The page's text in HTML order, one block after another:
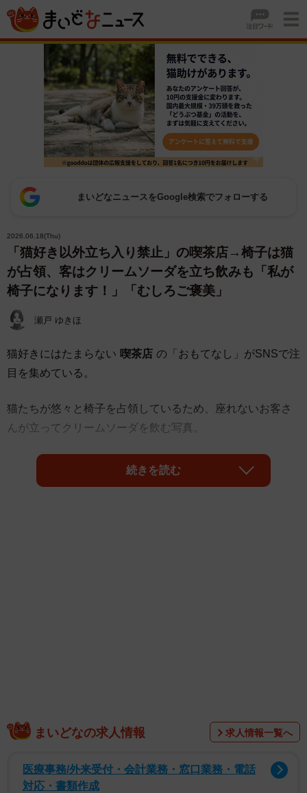
まいどなニュースをGoogle検索でフォローする
2026.06.18(Thu)
「猫好き以外立ち入り禁止」の喫茶店→椅子は猫
が占領、客はクリームソーダを立ち飲みも「私が
椅子になります！」「むしろご褒美」
瀬戸 ゆきほ
猫好きにはたまらない 喫茶店 の「おもてなし」がSNSで注
目を集めている。
猫たちが悠々と椅子を占領しているため、座れないお客さ
んが立ってクリームソーダを飲む写真。
続きを読む
まいどなの求人情報 求人情報一覧へ
医療事務/外来受付・会計業務・窓口業務・電話
対応・書類作成